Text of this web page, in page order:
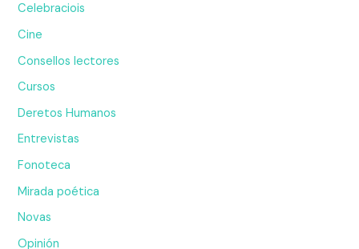
Celebraciois
Cine
Consellos lectores
Cursos
Deretos Humanos
Entrevistas
Fonoteca
Mirada poética
Novas
Opinión